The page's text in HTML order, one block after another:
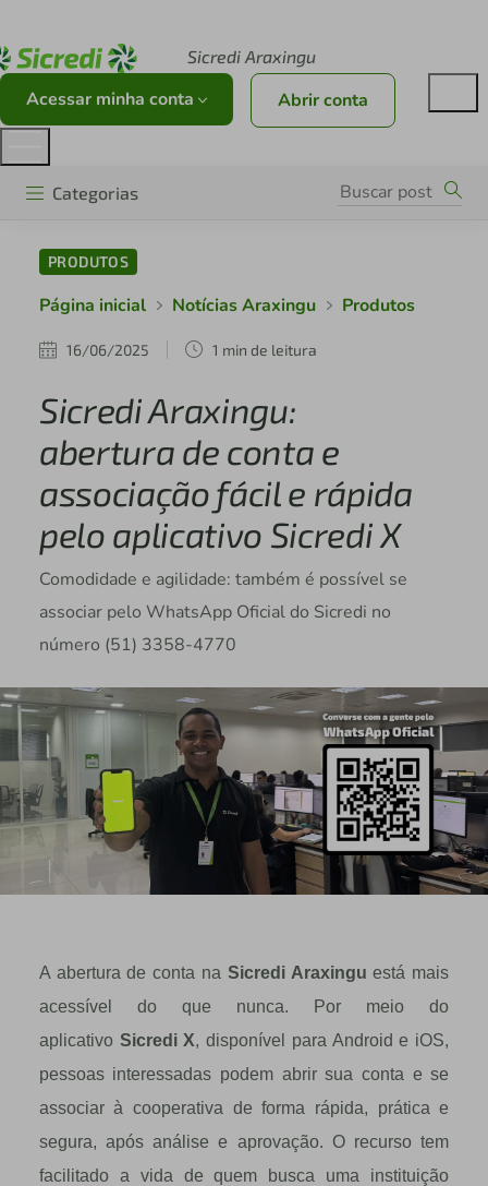
Sicredi Araxingu
Acessar minha conta Abrir conta
Categorias
PRODUTOS
Página inicial Notícias Araxingu Produtos
16/06/2025 1 min de leitura
Sicredi Araxingu:
abertura de conta e
associação fácil e rápida
pelo aplicativo Sicredi X
Comodidade e agilidade: também é possível se
associar pelo WhatsApp Oficial do Sicredi no
número (51) 3358-4770
A abertura de conta na Sicredi Araxingu está mais
acessível do que nunca. Por meio do
aplicativo Sicredi X, disponível para Android e iOS,
pessoas interessadas podem abrir sua conta e se
associar à cooperativa de forma rápida, prática e
segura, após análise e aprovação. O recurso tem
facilitado a vida de quem busca uma instituição